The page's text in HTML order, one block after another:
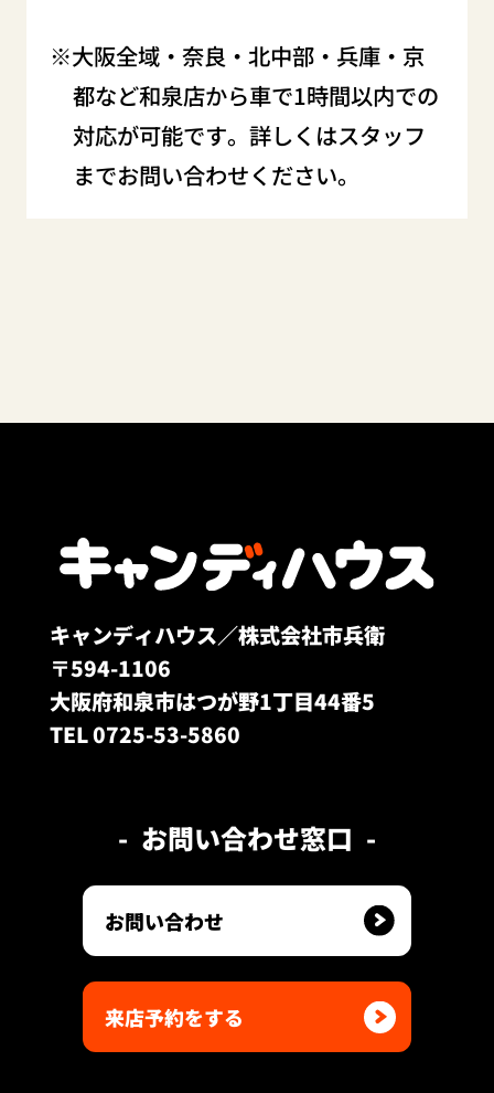
大阪全域・奈良・北中部・兵庫・京
都など和泉店から車で1時間以内での
対応が可能です。詳しくはスタッフ
までお問い合わせください。
キャンディハウス／株式会社市兵衛
〒594-1106
大阪府和泉市はつが野1丁目44番5
TEL 0725-53-5860
お問い合わせ窓口
お問い合わせ
来店予約をする